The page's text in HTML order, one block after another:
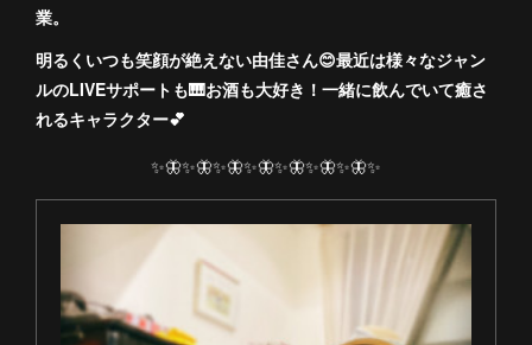
業。
明るくいつも笑顔が絶えない由佳さん😊最近は様々なジャン
ルのLIVEサポートも🎹お酒も大好き！一緒に飲んでいて癒さ
れるキャラクター💕
✨🦋✨🦋✨🦋✨🦋✨🦋✨🦋✨🦋✨